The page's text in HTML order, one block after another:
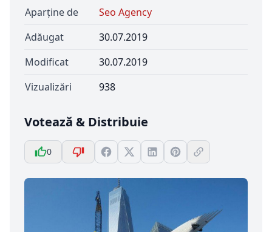
Aparține de
Seo Agency
Adăugat
30.07.2019
Modificat
30.07.2019
Vizualizări
938
Votează & Distribuie
0